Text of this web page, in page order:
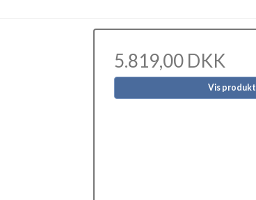
5.819,00 DKK
Vis produkt